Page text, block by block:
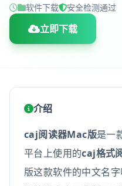
软件下载 安全检测通过
立即下载
介绍
caj阅读器Mac版是一
平台上使用的caj格式
版这款软件的中文名